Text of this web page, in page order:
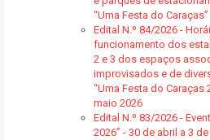
“Uma Festa do Caraças”
Edital N.º 84/2026 -
funcionamento dos
2 e 3 dos espaços
improvisados e de
“Uma Festa do Caraças
maio 2026
Edital N.º 83/2026 -
2026” - 30 de abril a 3